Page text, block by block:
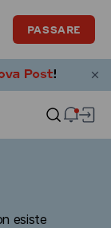
PASSARE
esiste